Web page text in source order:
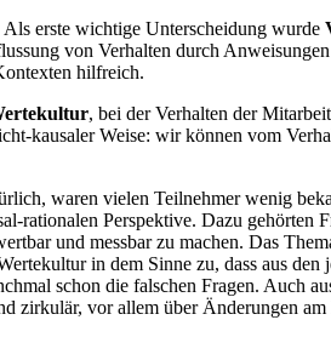
ers­te wich­ti­ge Unter­schei­dung wur­de
von Ver­hal­ten durch
hilf­reich.
, bei der Ver­hal­ten der
kau­sa­ler Wei­se: wir kön­nen vom
waren vie­len Teil­neh­mer wenig
ratio­na­len Per­spek­ti­ve. Dazu
und mess­bar zu machen. Das
in dem Sin­ne zu, dass aus
schon die fal­schen Fra­gen. Auch
zir­ku­lär, vor allem über Ände­run­gen